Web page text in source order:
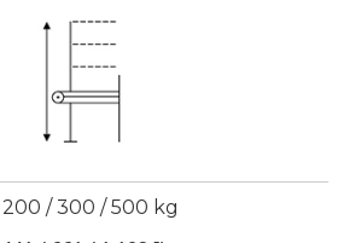
200 / 300 / 500 kg